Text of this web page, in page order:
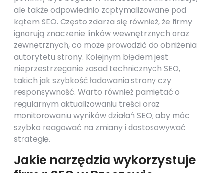
ale także odpowiednio zoptymalizowane pod
kątem SEO. Często zdarza się również, że firmy
ignorują znaczenie linków wewnętrznych oraz
zewnętrznych, co może prowadzić do obniżenia
autorytetu strony. Kolejnym błędem jest
nieprzestrzeganie zasad technicznych SEO,
takich jak szybkość ładowania strony czy
responsywność. Warto również pamiętać o
regularnym aktualizowaniu treści oraz
monitorowaniu wyników działań SEO, aby móc
szybko reagować na zmiany i dostosowywać
strategię.
Jakie narzędzia wykorzystuje